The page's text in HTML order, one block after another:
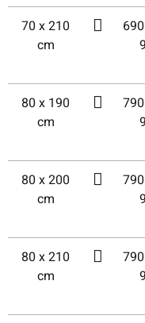
70 x 210
cm
80 x 190
cm
80 x 200
cm
80 x 210
cm